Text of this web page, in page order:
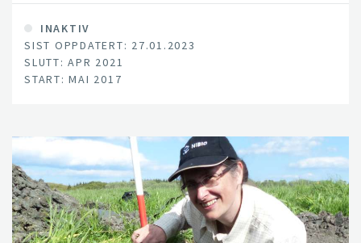
produksjonspotensialet og karbonbinding.
INAKTIV
SIST OPPDATERT: 27.01.2023
SLUTT: APR 2021
START: MAI 2017